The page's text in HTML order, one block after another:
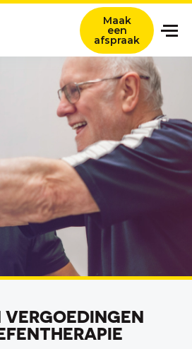
Maak
een
afspraak
VERGOEDINGEN